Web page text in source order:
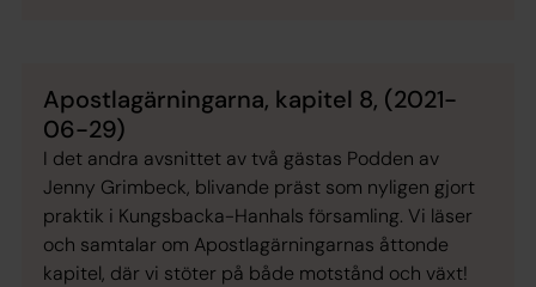
Apostlagärningarna, kapitel 8, (2021-
06-29)
I det andra avsnittet av två gästas Podden av
Jenny Grimbeck, blivande präst som nyligen gjort
praktik i Kungsbacka-Hanhals församling. Vi läser
och samtalar om Apostlagärningarnas åttonde
kapitel, där vi stöter på både motstånd och växt!